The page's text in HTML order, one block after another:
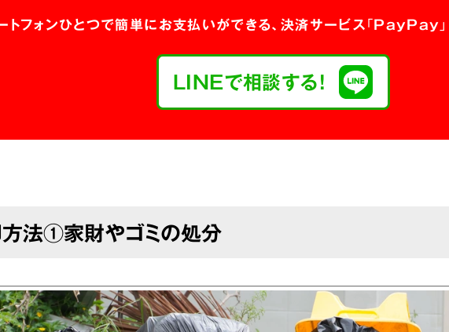
トフォンひとつで簡単にお支払いができる、決済サービス「PayPay
LINEで相談する!
法①家財やゴミの処分